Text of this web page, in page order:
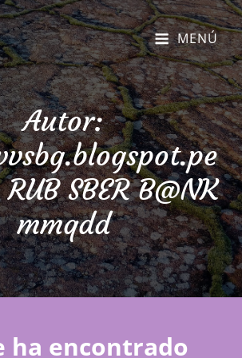
MENÚ
Autor:
SBER B@NK
mmqdd
ha encontrado